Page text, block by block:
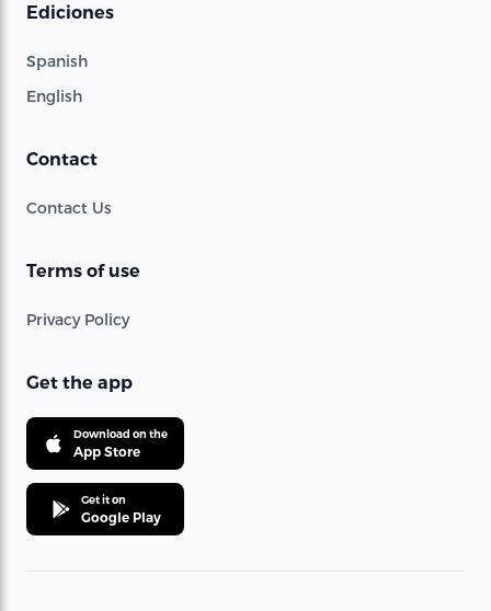
Ediciones
Spanish
English
Contact
Contact Us
Terms of use
Privacy Policy
Get the app
Download on the
App Store
Get it on
Google Play